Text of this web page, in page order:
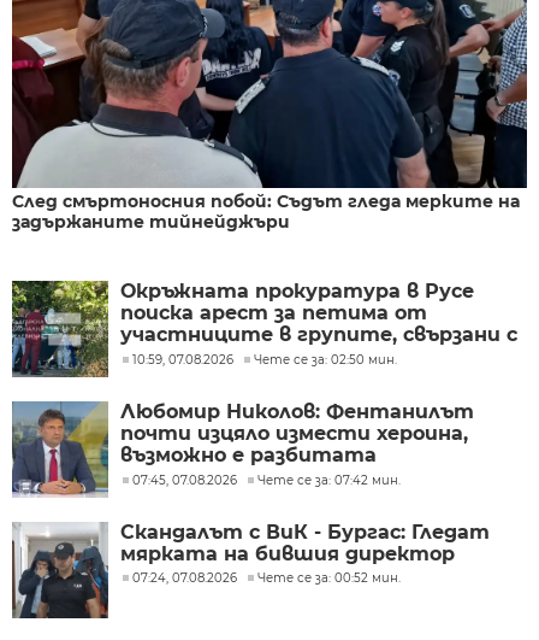
След смъртоносния побой: Съдът гледа мерките на
задържаните тийнейджъри
Окръжната прокуратура в Русе
поиска арест за петима от
участниците в групите, свързани с
разбитата лаборатория за
10:59, 07.08.2026 Чете се за: 02:50 мин.
Любомир Николов: Фентанилът
почти изцяло измести хероина,
възможно е разбитата
лаборатория да е единствената у
07:45, 07.08.2026 Чете се за: 07:42 мин.
Скандалът с ВиК - Бургас: Гледат
мярката на бившия директор
07:24, 07.08.2026 Чете се за: 00:52 мин.